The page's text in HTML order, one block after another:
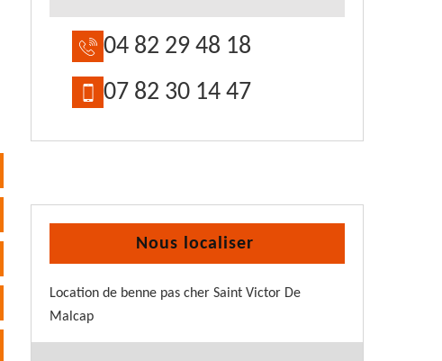
04 82 29 48 18
07 82 30 14 47
Nous localiser
Location de benne pas cher Saint Victor De
Malcap